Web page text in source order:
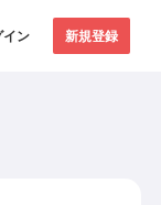
イン 新規登録